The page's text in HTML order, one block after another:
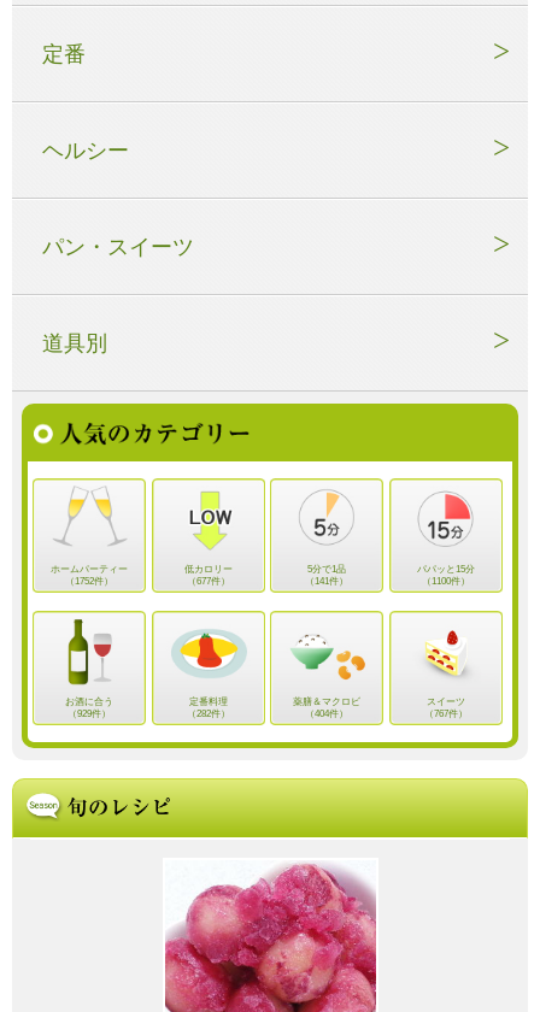
定番
ヘルシー
パン・スイーツ
道具別
ホームパーティー
（1752件）
低カロリー
（677件）
5分で1品
（141件）
パパッと15分
（1100件）
お酒に合う
（929件）
定番料理
（282件）
薬膳＆マクロビ
（404件）
スイーツ
（767件）